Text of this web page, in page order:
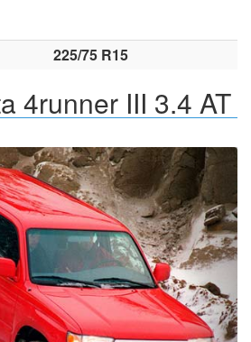
225/75 R15
4runner III 3.4 AT